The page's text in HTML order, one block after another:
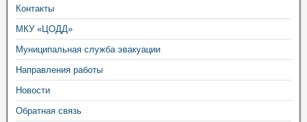
Контакты
МКУ «ЦОДД»
Муниципальная служба эвакуации
Направления работы
Новости
Обратная связь